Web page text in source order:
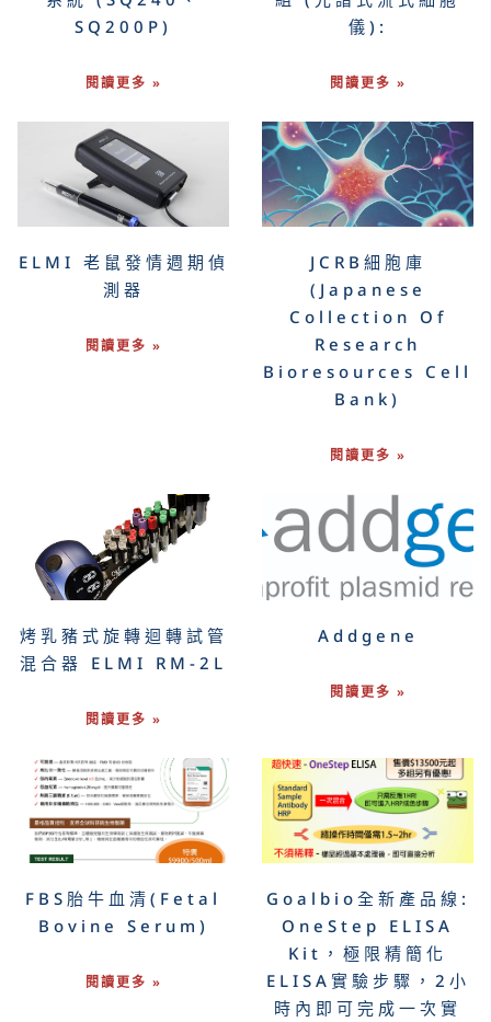
SQ200P)
閱讀更多 »
儀):
閱讀更多 »
ELMI 老鼠發情週期偵
測器
閱讀更多 »
JCRB細胞庫
(Japanese
Collection Of
Research
Bioresources Cell
Bank)
閱讀更多 »
烤乳豬式旋轉迴轉試管
混合器 ELMI RM-2L
閱讀更多 »
Addgene
閱讀更多 »
FBS胎牛血清(Fetal
Bovine Serum)
閱讀更多 »
Goalbio全新產品線:
OneStep ELISA
Kit，極限精簡化
ELISA實驗步驟，2小
時內即可完成一次實